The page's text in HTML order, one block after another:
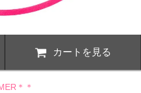
カートを見る
＊＊